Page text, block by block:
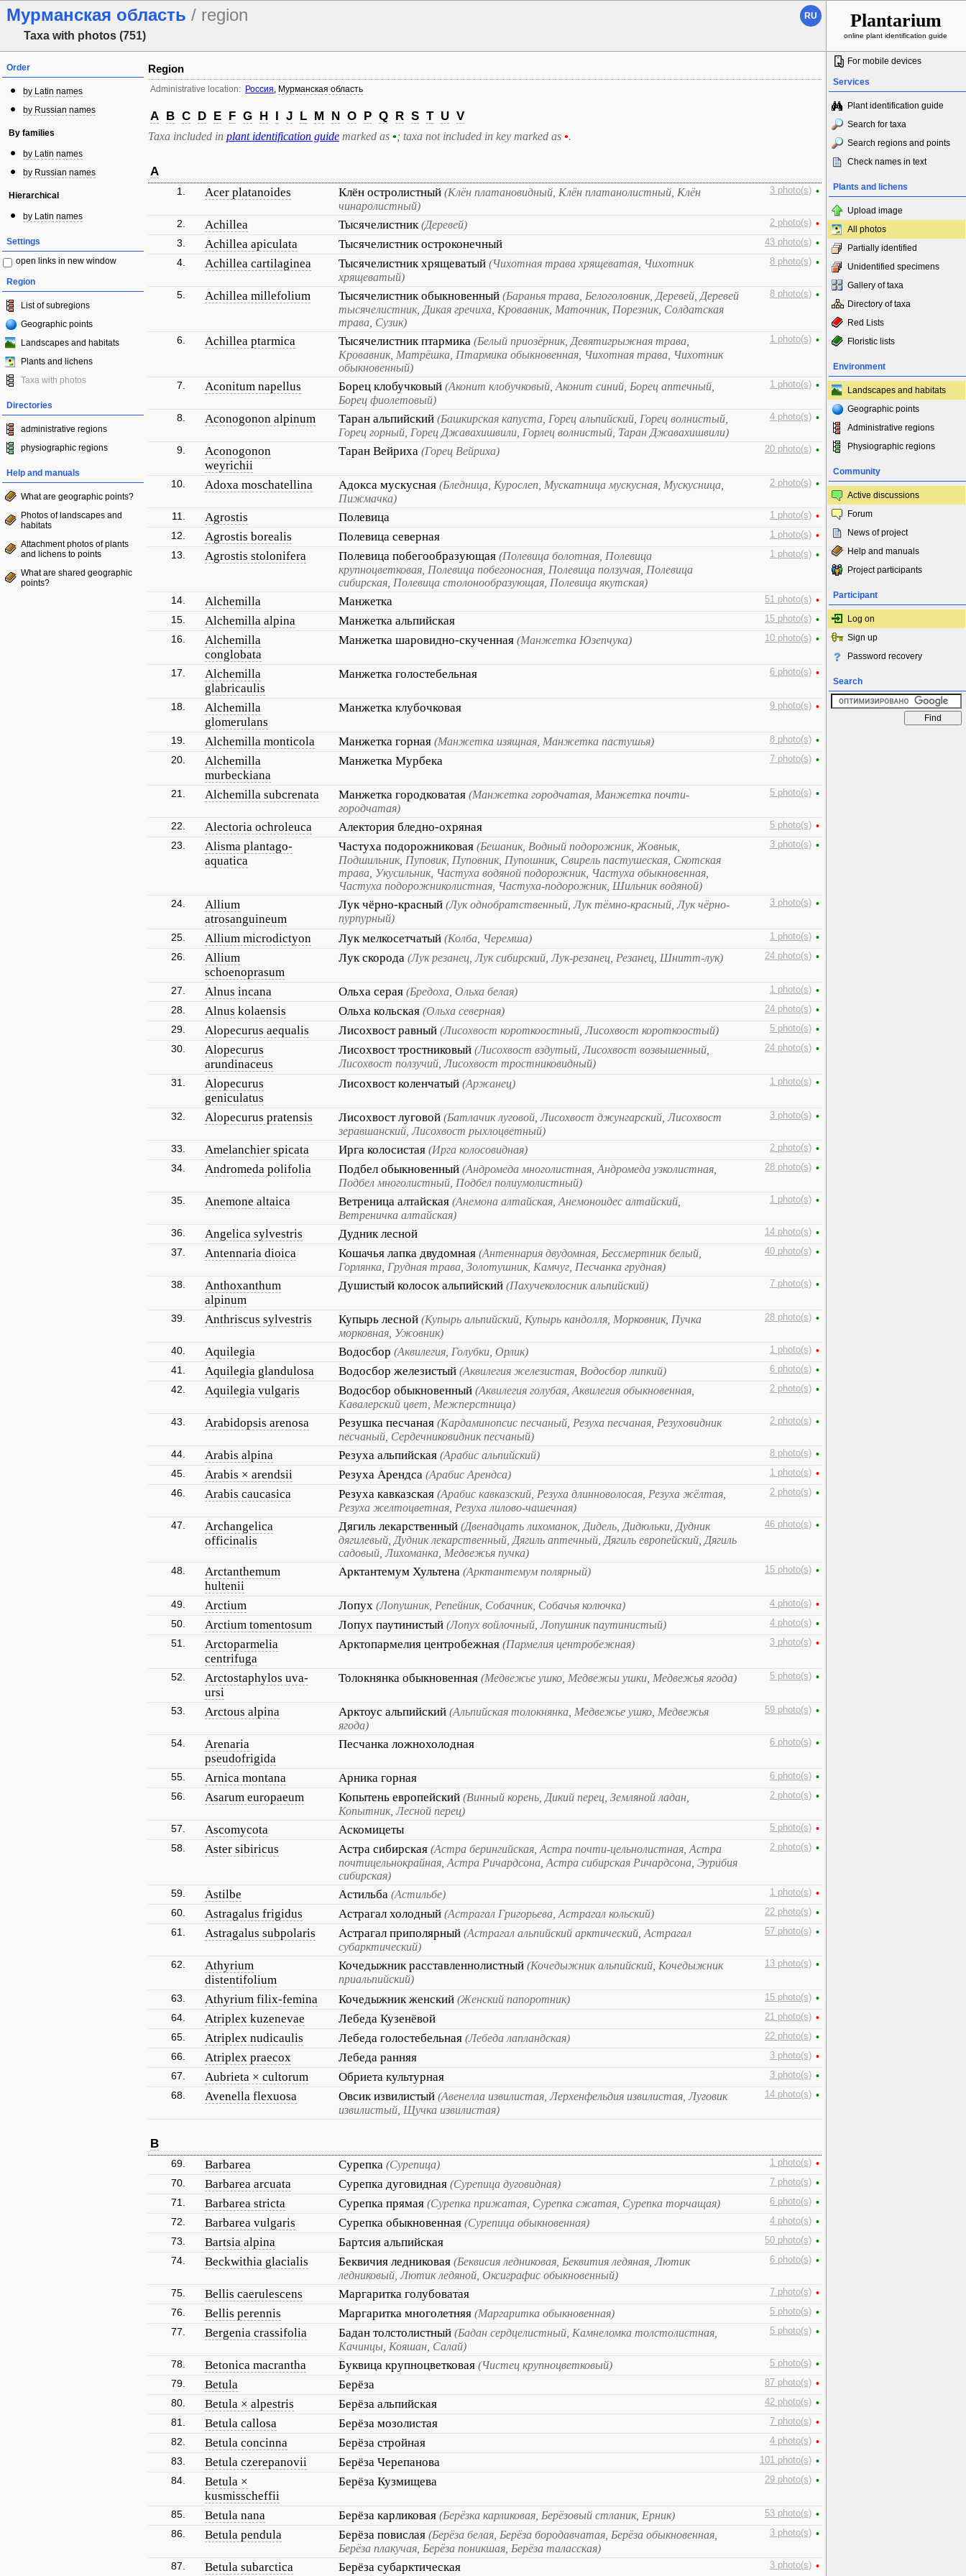
Мурманская область / region
Taxa with photos (751)
RU Plantarium
online plant identification guide
Order
by Latin names
by Russian names
By families
by Latin names
by Russian names
Hierarchical
by Latin names
Settings
open links in new window
Region
List of subregions
Geographic points
Landscapes and habitats
Plants and lichens
Taxa with photos
Directories
administrative regions
physiographic regions
Help and manuals
What are geographic points?
Photos of landscapes and
habitats
Attachment photos of plants
and lichens to points
What are shared geographic
points?
Region
Administrative location: Россия, Мурманская область
A B C D E F G H I J L M N O P Q R S T U V
Taxa included in plant identification guide marked as •; taxa not included in key marked as •.
A
1. Acer platanoides Клён остролистный (Клён платановидный, Клён платанолистный, Клён
чинаролистный)
3 photo(s) •
2. Achillea Тысячелистник(Деревей) 2 photo(s) •
3.
Achillea apiculata Тысячелистник остроконечный 43 photo(s) •
4.
Achillea cartilaginea Тысячелистник хрящеватый (Чихотная трава хрящеватая, Чихотник
хрящеватый)
8 photo(s) •
5. Achillea millefolium Тысячелистник обыкновенный (Баранья трава, Белоголовник, Деревей, Деревей
тысячелистник, Дикая гречиха, Кровавник, Маточник, Порезник, Солдатская
трава, Сузик)
8 photo(s) •
6. Achillea ptarmica Тысячелистник птармика (Белый приозёрник, Девятигрыжная трава,
Кровавник, Матрёшка, Птармика обыкновенная, Чихотная трава, Чихотник
обыкновенный)
1 photo(s) •
7. Aconitum napellus Борец клобучковый (Аконит клобучковый, Аконит синий, Борец аптечный,
Борец фиолетовый)
1 photo(s) •
8. Aconogonon alpinum Таран альпийский (Башкирская капуста, Горец альпийский, Горец волнистый,
Горец горный, Горец Джавахишвили, Горлец волнистый, Таран Джавахишвили)
4 photo(s) •
9.
Aconogonon
weyrichii
Таран Вейриха (Горец Вейриха) 20 photo(s) •
10. Adoxa moschatellina Адокса мускусная (Бледница, Курослеп, Мускатница мускусная, Мускусница,
Пижмачка)
2 photo(s) •
11. Agrostis Полевица 1 photo(s) •
12.
Agrostis borealis Полевица северная 1 photo(s) •
13.
Agrostis stolonifera Полевица побегообразующая (Полевица болотная, Полевица
крупноцветковая, Полевица побегоносная, Полевица ползучая, Полевица
сибирская, Полевица столонообразующая, Полевица якутская)
1 photo(s) •
14. Alchemilla Манжетка 51 photo(s) •
15.
Alchemilla alpina Манжетка альпийская 15 photo(s) •
16.
Alchemilla
conglobata
Манжетка шаровидно-скученная (Манжетка Юзепчука) 10 photo(s) •
17.
Alchemilla
glabricaulis
Манжетка голостебельная 6 photo(s) •
18.
Alchemilla
glomerulans
Манжетка клубочковая 9 photo(s) •
19. Alchemilla monticola Манжетка горная (Манжетка изящная, Манжетка пастушья) 8 photo(s) •
20.
Alchemilla
murbeckiana
Манжетка Мурбека 7 photo(s) •
21. Alchemilla subcrenata Манжетка городковатая (Манжетка городчатая, Манжетка почти-
городчатая)
5 photo(s) •
22. Alectoria ochroleuca Алектория бледно-охряная 5 photo(s) •
23.
Alisma plantago-
aquatica
Частуха подорожниковая (Бешаник, Водный подорожник, Жовнык,
Подшильник, Пуповик, Пуповник, Пупошник, Свирель пастушеская, Скотская
трава, Укусильник, Частуха водяной подорожник, Частуха обыкновенная,
Частуха подорожниколистная, Частуха-подорожник, Шильник водяной)
3 photo(s) •
24.
Allium
atrosanguineum
Лук чёрно-красный (Лук однобратственный, Лук тёмно-красный, Лук чёрно-
пурпурный)
3 photo(s) •
25. Allium microdictyon Лук мелкосетчатый (Колба, Черемша) 1 photo(s) •
26.
Allium
schoenoprasum
Лук скорода (Лук резанец, Лук сибирский, Лук-резанец, Резанец, Шнитт-лук) 24 photo(s) •
27. Alnus incana Ольха серая (Бредоха, Ольха белая) 1 photo(s) •
28.
Alnus kolaensis Ольха кольская (Ольха северная) 24 photo(s) •
29.
Alopecurus aequalis Лисохвост равный (Лисохвост короткоостный, Лисохвост короткоостый) 5 photo(s) •
30.
Alopecurus
arundinaceus
Лисохвост тростниковый (Лисохвост вздутый, Лисохвост возвышенный,
Лисохвост ползучий, Лисохвост тростниковидный)
24 photo(s) •
31.
Alopecurus
geniculatus
Лисохвост коленчатый (Аржанец) 1 photo(s) •
32. Alopecurus pratensis Лисохвост луговой (Батлачик луговой, Лисохвост джунгарский, Лисохвост
зеравшанский, Лисохвост рыхлоцветный)
3 photo(s) •
33. Amelanchier spicata Ирга колосистая (Ирга колосовидная) 2 photo(s) •
34.
Andromeda polifolia Подбел обыкновенный (Андромеда многолистная, Андромеда узколистная,
Подбел многолистный, Подбел полиумолистный)
28 photo(s) •
35. Anemone altaica Ветреница алтайская (Анемона алтайская, Анемоноидес алтайский,
Ветреничка алтайская)
1 photo(s) •
36. Angelica sylvestris Дудник лесной 14 photo(s) •
37.
Antennaria dioica Кошачья лапка двудомная (Антеннария двудомная, Бессмертник белый,
Горлянка, Грудная трава, Золотушник, Камчуг, Песчанка грудная)
40 photo(s) •
38.
Anthoxanthum
alpinum
Душистый колосок альпийский (Пахучеколосник альпийский) 7 photo(s) •
39. Anthriscus sylvestris Купырь лесной (Купырь альпийский, Купырь кандолля, Морковник, Пучка
морковная, Ужовник)
28 photo(s) •
40. Aquilegia Водосбор (Аквилегия, Голубки, Орлик) 1 photo(s) •
41.
Aquilegia glandulosa Водосбор железистый (Аквилегия железистая, Водосбор липкий) 6 photo(s) •
42.
Aquilegia vulgaris Водосбор обыкновенный (Аквилегия голубая, Аквилегия обыкновенная,
Кавалерский цвет, Межперстница)
2 photo(s) •
43. Arabidopsis arenosa Резушка песчаная (Кардаминопсис песчаный, Резуха песчаная, Резуховидник
песчаный, Сердечниковидник песчаный)
2 photo(s) •
44. Arabis alpina Резуха альпийская (Арабис альпийский) 8 photo(s) •
45.
Arabis × arendsii Резуха Арендса (Арабис Арендса) 1 photo(s) •
46.
Arabis caucasica Резуха кавказская (Арабис кавказский, Резуха длинноволосая, Резуха жёлтая,
Резуха желтоцветная, Резуха лилово-чашечная)
2 photo(s) •
47.
Archangelica
officinalis
Дягиль лекарственный (Двенадцать лихоманок, Дидель, Дидюльки, Дудник
дягилевый, Дудник лекарственный, Дягиль аптечный, Дягиль европейский, Дягиль
садовый, Лихоманка, Медвежья пучка)
46 photo(s) •
48.
Arctanthemum
hultenii
Арктантемум Хультена (Арктантемум полярный) 15 photo(s) •
49. Arctium Лопух (Лопушник, Репейник, Собачник, Собачья колючка) 4 photo(s) •
50.
Arctium tomentosum Лопух паутинистый (Лопух войлочный, Лопушник паутинистый) 4 photo(s) •
51.
Arctoparmelia
centrifuga
Арктопармелия центробежная (Пармелия центробежная) 3 photo(s) •
52.
Arctostaphylos uva-
ursi
Толокнянка обыкновенная (Медвежье ушко, Медвежьи ушки, Медвежья ягода) 5 photo(s) •
53. Arctous alpina Арктоус альпийский (Альпийская толокнянка, Медвежье ушко, Медвежья
ягода)
59 photo(s) •
54.
Arenaria
pseudofrigida
Песчанка ложнохолодная 6 photo(s) •
55. Arnica montana Арника горная 6 photo(s) •
56.
Asarum europaeum Копытень европейский (Винный корень, Дикий перец, Земляной ладан,
Копытник, Лесной перец)
2 photo(s) •
57. Ascomycota Аскомицеты 5 photo(s) •
58.
Aster sibiricus Астра сибирская (Астра берингийская, Астра почти-цельнолистная, Астра
почтицельнокрайная, Астра Ричардсона, Астра сибирская Ричардсона, Эурибия
сибирская)
2 photo(s) •
59. Astilbe Астильба (Астильбе) 1 photo(s) •
60.
Astragalus frigidus Астрагал холодный (Астрагал Григорьева, Астрагал кольский) 22 photo(s) •
61.
Astragalus subpolaris Астрагал приполярный (Астрагал альпийский арктический, Астрагал
субарктический)
57 photo(s) •
62.
Athyrium
distentifolium
Кочедыжник расставленнолистный (Кочедыжник альпийский, Кочедыжник
приальпийский)
13 photo(s) •
63. Athyrium filix-femina Кочедыжник женский (Женский папоротник) 15 photo(s) •
64.
Atriplex kuzenevae Лебеда Кузенёвой 21 photo(s) •
65.
Atriplex nudicaulis Лебеда голостебельная (Лебеда лапландская) 22 photo(s) •
66.
Atriplex praecox Лебеда ранняя 3 photo(s) •
67.
Aubrieta × cultorum Обриета культурная 3 photo(s) •
68.
Avenella flexuosa Овсик извилистый (Авенелла извилистая, Лерхенфельдия извилистая, Луговик
извилистый, Щучка извилистая)
14 photo(s) •
B
69. Barbarea Сурепка (Сурепица) 1 photo(s) •
70.
Barbarea arcuata Сурепка дуговидная (Сурепица дуговидная) 7 photo(s) •
71.
Barbarea stricta Сурепка прямая (Сурепка прижатая, Сурепка сжатая, Сурепка торчащая) 6 photo(s) •
72.
Barbarea vulgaris Сурепка обыкновенная (Сурепица обыкновенная) 4 photo(s) •
73.
Bartsia alpina Бартсия альпийская 50 photo(s) •
74.
Beckwithia glacialis Беквичия ледниковая (Беквисия ледниковая, Беквития ледяная, Лютик
ледниковый, Лютик ледяной, Оксиграфис обыкновенный)
6 photo(s) •
75. Bellis caerulescens Маргаритка голубоватая 7 photo(s) •
76.
Bellis perennis Маргаритка многолетняя (Маргаритка обыкновенная) 5 photo(s) •
77.
Bergenia crassifolia Бадан толстолистный (Бадан сердцелистный, Камнеломка толстолистная,
Качинцы, Кояшан, Салай)
5 photo(s) •
78. Betonica macrantha Буквица крупноцветковая (Чистец крупноцветковый) 5 photo(s) •
79.
Betula Берёза 87 photo(s) •
80.
Betula × alpestris Берёза альпийская 42 photo(s) •
81.
Betula callosa Берёза мозолистая 7 photo(s) •
82.
Betula concinna Берёза стройная 4 photo(s) •
83.
Betula czerepanovii Берёза Черепанова 101 photo(s) •
84.
Betula ×
kusmisscheffii
Берёза Кузмищева 29 photo(s) •
85. Betula nana Берёза карликовая (Берёзка карликовая, Берёзовый стланик, Ерник) 53 photo(s) •
86.
Betula pendula Берёза повислая (Берёза белая, Берёза бородавчатая, Берёза обыкновенная,
Берёза плакучая, Берёза поникшая, Берёза таласская)
3 photo(s) •
87. Betula subarctica Берёза субарктическая 3 photo(s) •
For mobile devices
Services
Plant identification guide
Search for taxa
Search regions and points
Check names in text
Plants and lichens
Upload image
All photos
Partially identified
Unidentified specimens
Gallery of taxa
Directory of taxa
Red Lists
Floristic lists
Environment
Landscapes and habitats
Geographic points
Administrative regions
Physiographic regions
Community
Active discussions
Forum
News of project
Help and manuals
Project participants
Participant
Log on
Sign up
Password recovery
Search